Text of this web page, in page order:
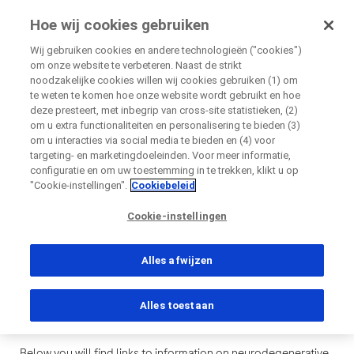
Onderzoekvoormij.nl
door Roche
Disease Area Overview
Neurodegenerative Disorders
Neurodegenerative
Sluiten
Rechtstreeks contact opnemen met Roche voor
vragen
Nederland, selected
Sluiten
Contact the hospital directly
Persoonlijke gegevens
Voornaam
Sluiten
Persoonlijke gegevens
Achternaam
Sluiten
Directly contact the sponsor for questions
Sluiten
Hoe wij cookies gebruiken
Wij gebruiken cookies en andere technologieën ("cookies")
om onze website te verbeteren. Naast de strikt
noodzakelijke cookies willen wij cookies gebruiken (1) om
te weten te komen hoe onze website wordt gebruikt en hoe
deze presteert, met inbegrip van cross-site statistieken, (2)
om u extra functionaliteiten en personalisering te bieden (3)
om u interacties via social media te bieden en (4) voor
targeting- en marketingdoeleinden. Voor meer informatie,
configuratie en om uw toestemming in te trekken, klikt u op
"Cookie-instellingen". Cookiebeleid
Cookie-instellingen
Alles afwijzen
Alles toestaan